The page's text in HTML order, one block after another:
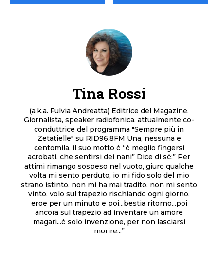
Tina Rossi
(a.k.a. Fulvia Andreatta) Editrice del Magazine.
Giornalista, speaker radiofonica, attualmente co-
conduttrice del programma "Sempre più in
Zetatielle" su RID96.8FM Una, nessuna e
centomila, il suo motto è “è meglio fingersi
acrobati, che sentirsi dei nani” Dice di sé:” Per
attimi rimango sospeso nel vuoto, giuro qualche
volta mi sento perduto, io mi fido solo del mio
strano istinto, non mi ha mai tradito, non mi sento
vinto, volo sul trapezio rischiando ogni giorno,
eroe per un minuto e poi...bestia ritorno...poi
ancora sul trapezio ad inventare un amore
magari...è solo invenzione, per non lasciarsi
morire...”